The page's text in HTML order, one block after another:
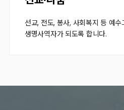
선교, 전도, 봉사, 사회복지 등 예
생명사역자가 되도록 합니다.